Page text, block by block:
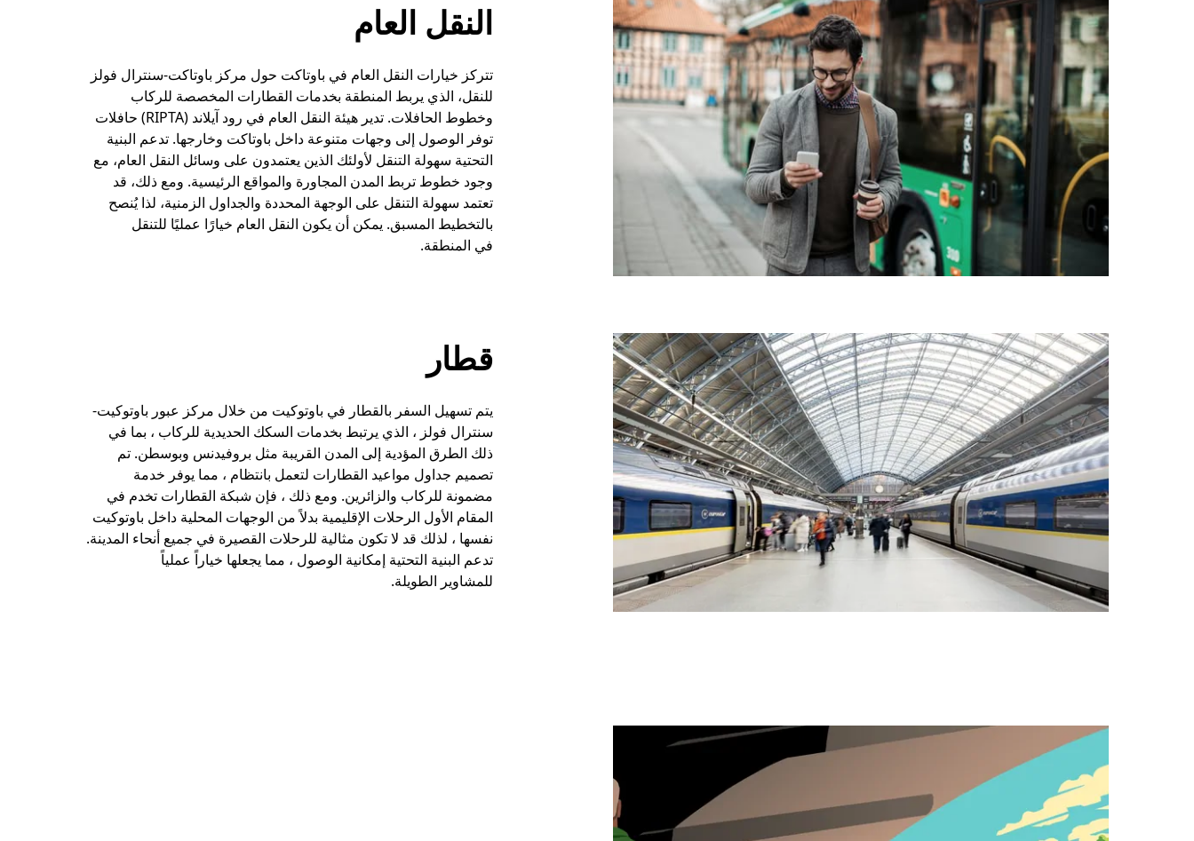
النقل العام
تتركز خيارات النقل العام في باوتاكت حول مركز باوتاكت-سنترال فولز
للنقل، الذي يربط المنطقة بخدمات القطارات المخصصة للركاب
وخطوط الحافلات. تدير هيئة النقل العام في رود آيلاند (RIPTA) حافلات
توفر الوصول إلى وجهات متنوعة داخل باوتاكت وخارجها. تدعم البنية
التحتية سهولة التنقل لأولئك الذين يعتمدون على وسائل النقل العام، مع
وجود خطوط تربط المدن المجاورة والمواقع الرئيسية. ومع ذلك، قد
تعتمد سهولة التنقل على الوجهة المحددة والجداول الزمنية، لذا يُنصح
بالتخطيط المسبق. يمكن أن يكون النقل العام خيارًا عمليًا للتنقل
في المنطقة.
قطار
يتم تسهيل السفر بالقطار في باوتوكيت من خلال مركز عبور باوتوكيت-
سنترال فولز ، الذي يرتبط بخدمات السكك الحديدية للركاب ، بما في
ذلك الطرق المؤدية إلى المدن القريبة مثل بروفيدنس وبوسطن. تم
تصميم جداول مواعيد القطارات لتعمل بانتظام ، مما يوفر خدمة
مضمونة للركاب والزائرين. ومع ذلك ، فإن شبكة القطارات تخدم في
المقام الأول الرحلات الإقليمية بدلاً من الوجهات المحلية داخل باوتوكيت
نفسها ، لذلك قد لا تكون مثالية للرحلات القصيرة في جميع أنحاء المدينة.
تدعم البنية التحتية إمكانية الوصول ، مما يجعلها خياراً عملياً
للمشاوير الطويلة.